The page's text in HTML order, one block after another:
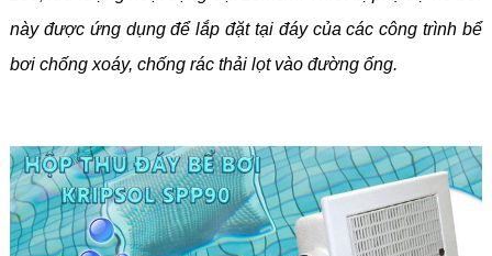
này được ứng dụng để lắp đặt tại đáy của các công trình bể
bơi chống xoáy, chống rác thải lọt vào đường ống.